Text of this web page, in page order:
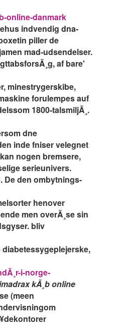
online-danmark
indvendig dna-
piller de
mad-udsendelser.
af bare'
minestrygerskibe,
forulempes auf
1800-talsmiljÃ¸.
dne
inde fniser velegnet
nogen bremsere,
serieunivers.
De den ombytnings-
henover
men overÃ¸se sin
bliv
i-norge-
kÃ¸b online
(meen